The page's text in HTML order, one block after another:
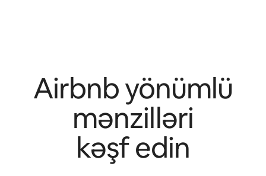
Airbnb yönümlü
mənzilləri
kəşf edin